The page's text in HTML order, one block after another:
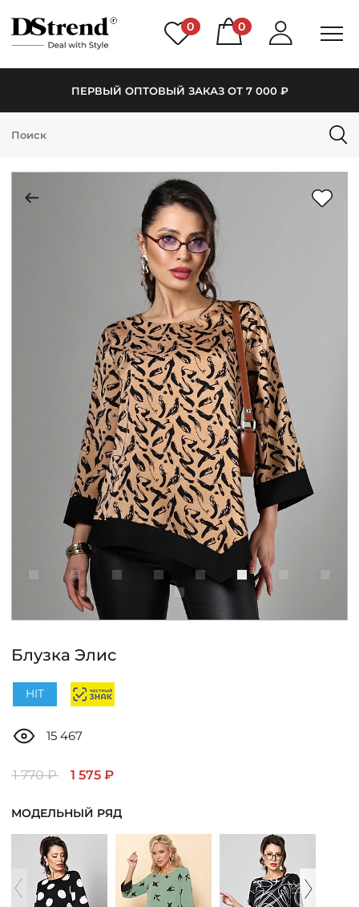
0 0
ПЕРВЫЙ ОПТОВЫЙ ЗАКАЗ ОТ 7 000 ₽
КАТАЛОГ
НОВИНКИ
КОНТАКТЫ
ЖУРНАЛ
О НАС
СКИДКИ
ЧАСТО ЗАДАВАЕМЫЕ ВОПРОСЫ
ОПЛАТА
ТАБЛИЦА РАЗМЕРОВ
МОСКВА
Блузка Элис
HIT
15 467
1 770 ₽ 1 575 ₽
МОДЕЛЬНЫЙ РЯД